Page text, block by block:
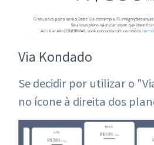
Via Kondado
Se decidir por utilizar o
no ícone à direita dos